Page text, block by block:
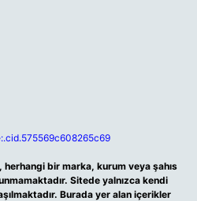
bir marka, kurum veya şahıs
Sitede yalnızca kendi
Burada yer alan içerikler